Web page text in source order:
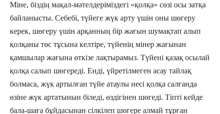
Міне, біздің мақал-мәтелдеріміздегі «қолқа» сөзі осы затқа
байланысты. Себебі, түйеге жүк арту үшін оны шөгеру
керек, шөгеру үшін арқанның бір жағын шумақтап алып
қолқаны төс тұсына келтіре, түйенің мінер жағынан
қамшылар жағына өткізе лақтырамыз. Түйені қазақ осылай
қолқа салып шөгереді. Енді, үйретілмеген асау тайлақ
болмаса, жүк артылған түйе атаулы иесі қолқа салғанда
өзіне жүк артатынын біледі, өздігінен шөгеді. Тіпті кейде
бала-шаға бұйдасынан сілкілеп шөгере алмай тұрған